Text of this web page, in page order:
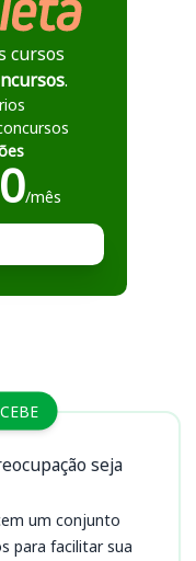
cursos
.
/mês
seja
um conjunto
para facilitar sua